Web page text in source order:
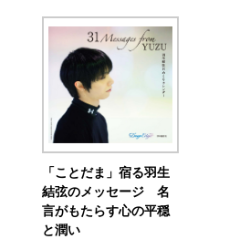
「ことだま」宿る羽生
結弦のメッセージ 名
言がもたらす心の平穏
と潤い